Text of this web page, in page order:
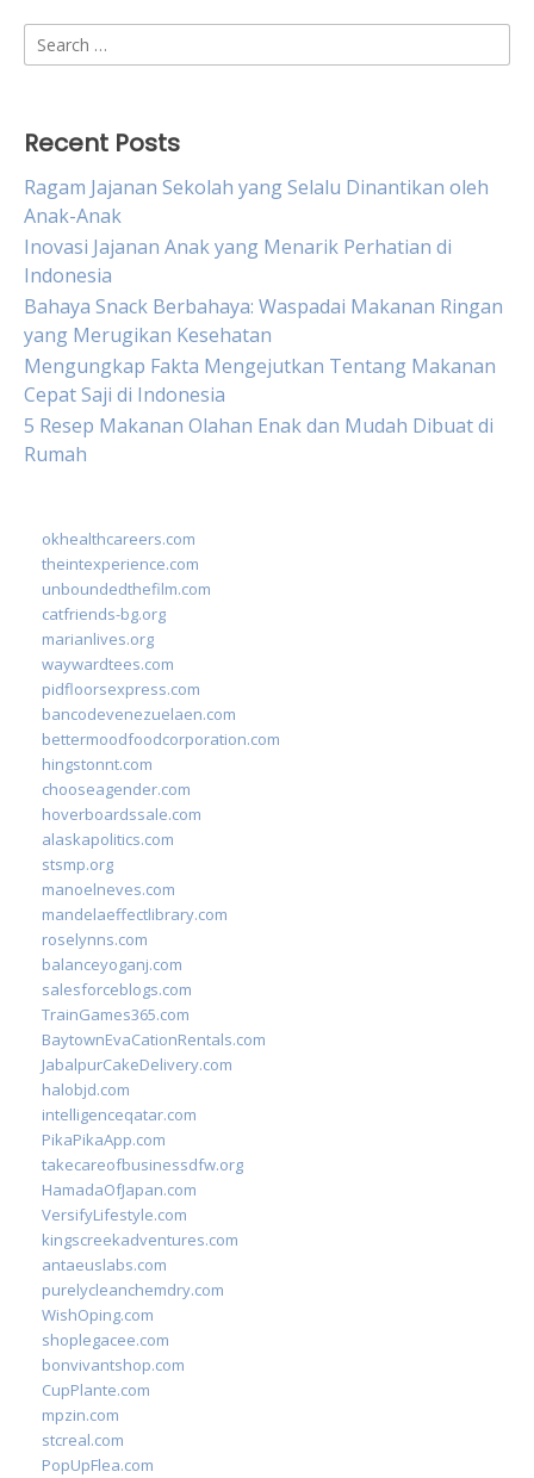
Search
for:
Recent Posts
Ragam Jajanan Sekolah yang Selalu Dinantikan oleh
Anak-Anak
Inovasi Jajanan Anak yang Menarik Perhatian di
Indonesia
Bahaya Snack Berbahaya: Waspadai Makanan Ringan
yang Merugikan Kesehatan
Mengungkap Fakta Mengejutkan Tentang Makanan
Cepat Saji di Indonesia
5 Resep Makanan Olahan Enak dan Mudah Dibuat di
Rumah
okhealthcareers.com
theintexperience.com
unboundedthefilm.com
catfriends-bg.org
marianlives.org
waywardtees.com
pidfloorsexpress.com
bancodevenezuelaen.com
bettermoodfoodcorporation.com
hingstonnt.com
chooseagender.com
hoverboardssale.com
alaskapolitics.com
stsmp.org
manoelneves.com
mandelaeffectlibrary.com
roselynns.com
balanceyoganj.com
salesforceblogs.com
TrainGames365.com
BaytownEvaCationRentals.com
JabalpurCakeDelivery.com
halobjd.com
intelligenceqatar.com
PikaPikaApp.com
takecareofbusinessdfw.org
HamadaOfJapan.com
VersifyLifestyle.com
kingscreekadventures.com
antaeuslabs.com
purelycleanchemdry.com
WishOping.com
shoplegacee.com
bonvivantshop.com
CupPlante.com
mpzin.com
stcreal.com
PopUpFlea.com